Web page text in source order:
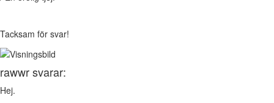
Tacksam för svar!
rawwr svarar:
Hej.